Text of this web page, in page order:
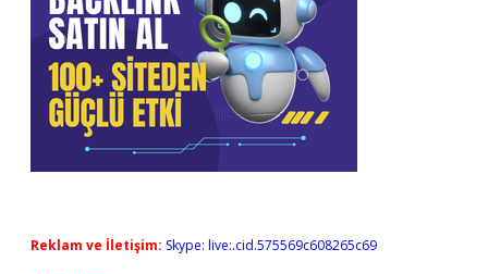
Reklam ve İletişim: Skype: live:.cid.575569c608265c69